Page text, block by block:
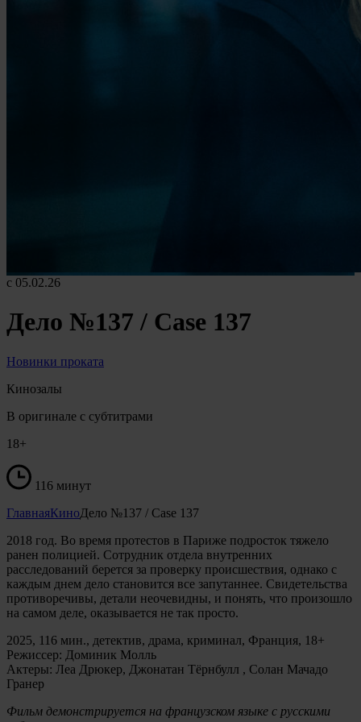
с 05.02.26
Дело №137 / Case 137
Новинки проката
Кинозалы
В оригинале с субтитрами
18+
116 минут
ГлавнаяКиноДело №137 / Case 137
2018 год. Во время протестов в Париже подросток тяжело
ранен полицией. Сотрудник отдела внутренних
расследований берется за проверку происшествия, однако с
каждым днем дело становится все запутаннее. Свидетельства
противоречивы, детали неочевидны, и понять, что произошло
на самом деле, оказывается не так просто.
2025, 116 мин., детектив, драма, криминал, Франция, 18+
Режиссер: Доминик Молль
Актеры: Леа Дрюкер, Джонатан Тёрнбулл , Солан Мачадо
Гранер
Фильм демонстрируется на французском языке с русскими